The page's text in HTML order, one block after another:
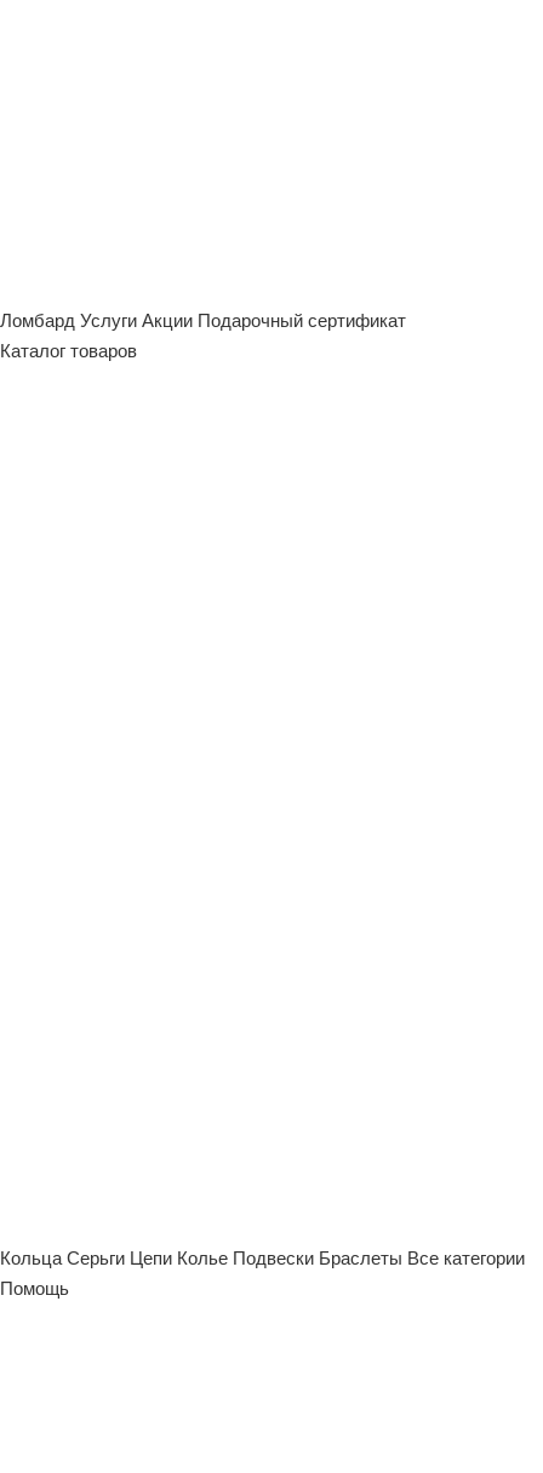
Ломбард Услуги Акции Подарочный сертификат
Каталог товаров
Кольца Серьги Цепи Колье Подвески Браслеты Все категории
Помощь